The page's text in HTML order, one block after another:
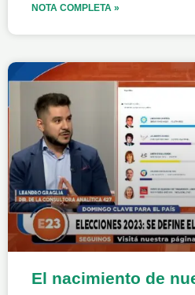
NOTA COMPLETA »
El nacimiento de